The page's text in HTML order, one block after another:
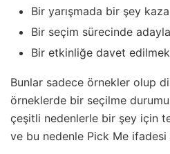
Bir yarışmada bir şey
Bir seçim sürecinde
Bir etkinliğe davet
Bunlar sadece örnekler olup
örneklerde bir seçilme
çeşitli nedenlerle bir şey için
ve bu nedenle Pick Me ifadesi